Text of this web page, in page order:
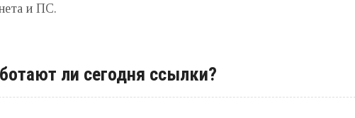
и ПС.
ли сегодня ссылки?